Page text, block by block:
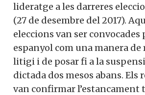
lideratge a les darreres
(27 de desembre del 2017).
eleccions van ser convocades
espanyol com una manera de
litigi i de posar fi a la
dictada dos mesos abans. Els
van confirmar l’estancament